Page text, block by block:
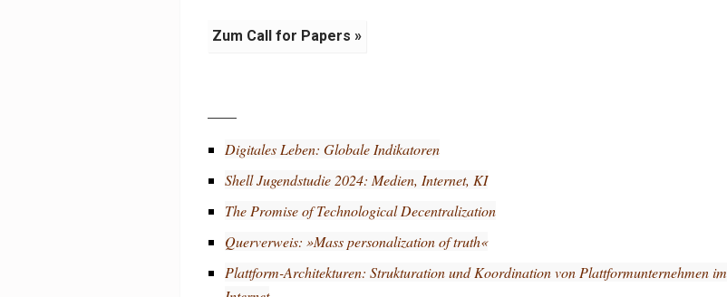
Zum Call for Papers »
Digitales Leben: Globale Indikatoren
Shell Jugendstudie 2024: Medien, Internet, KI
The Promise of Technological Decentralization
Querverweis: »Mass personalization of truth«
Plattform-Architekturen: Strukturation und Koordination von Plattformunternehmen im